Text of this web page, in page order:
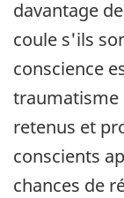
davantage
coule s'ils
conscience
traumatisme
retenus et
conscients
chances de